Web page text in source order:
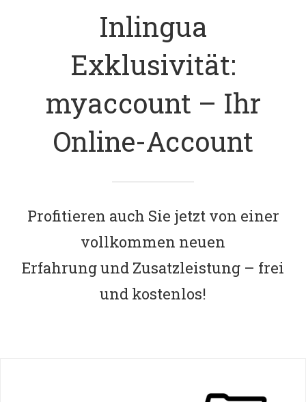
Inlingua
Exklusivität:
myaccount – Ihr
Online-Account
Profitieren auch Sie jetzt von einer
vollkommen neuen
Erfahrung und Zusatzleistung – frei
und kostenlos!